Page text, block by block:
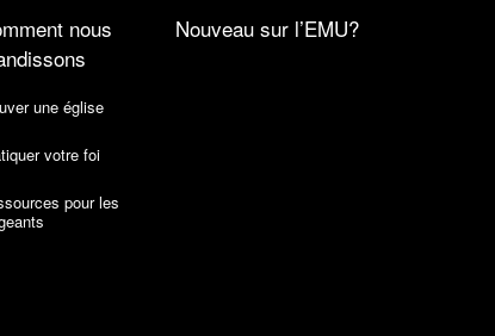
nous
une église
votre foi
pour les
Nouveau sur l’EMU?